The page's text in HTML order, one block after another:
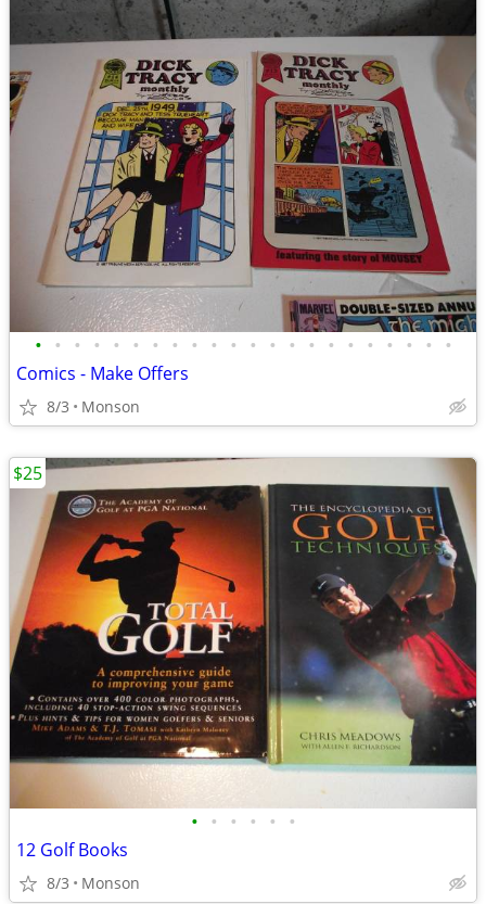
• • • • • • • • • • • • • • • • • • • • • •
Comics - Make Offers
8/3 Monson
• • • • • •
12 Golf Books
8/3 Monson
$25